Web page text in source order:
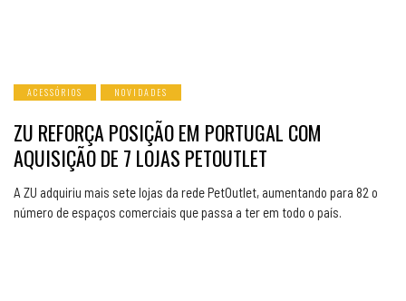
ACESSÓRIOS NOVIDADES
ZU REFORÇA POSIÇÃO EM PORTUGAL COM
AQUISIÇÃO DE 7 LOJAS PETOUTLET
A ZU adquiriu mais sete lojas da rede PetOutlet, aumentando para 82 o
número de espaços comerciais que passa a ter em todo o país.